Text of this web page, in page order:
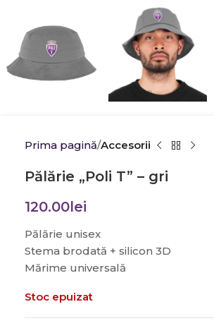
Prima pagină Accesorii
Pălărie „Poli T” – gri
120.00lei
Pălărie unisex
Stema brodată + silicon 3D
Mărime universală
Stoc epuizat